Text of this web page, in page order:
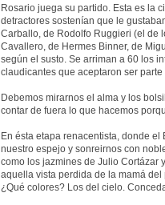
Rosario juega su partido. Esta es la
detractores sostenían que le
Carballo, de Rodolfo Ruggieri (el de
Cavallero, de Hermes Binner, de
según el susto. Se arriman a 60 los
claudicantes que aceptaron ser
Debemos mirarnos el alma y los
contar de fuera lo que hacemos
En ésta etapa renacentista, donde
nuestro espejo y sonreirnos con
como los jazmines de Julio Cortázar
aquella vista perdida de la mamá
¿Qué colores? Los del cielo.